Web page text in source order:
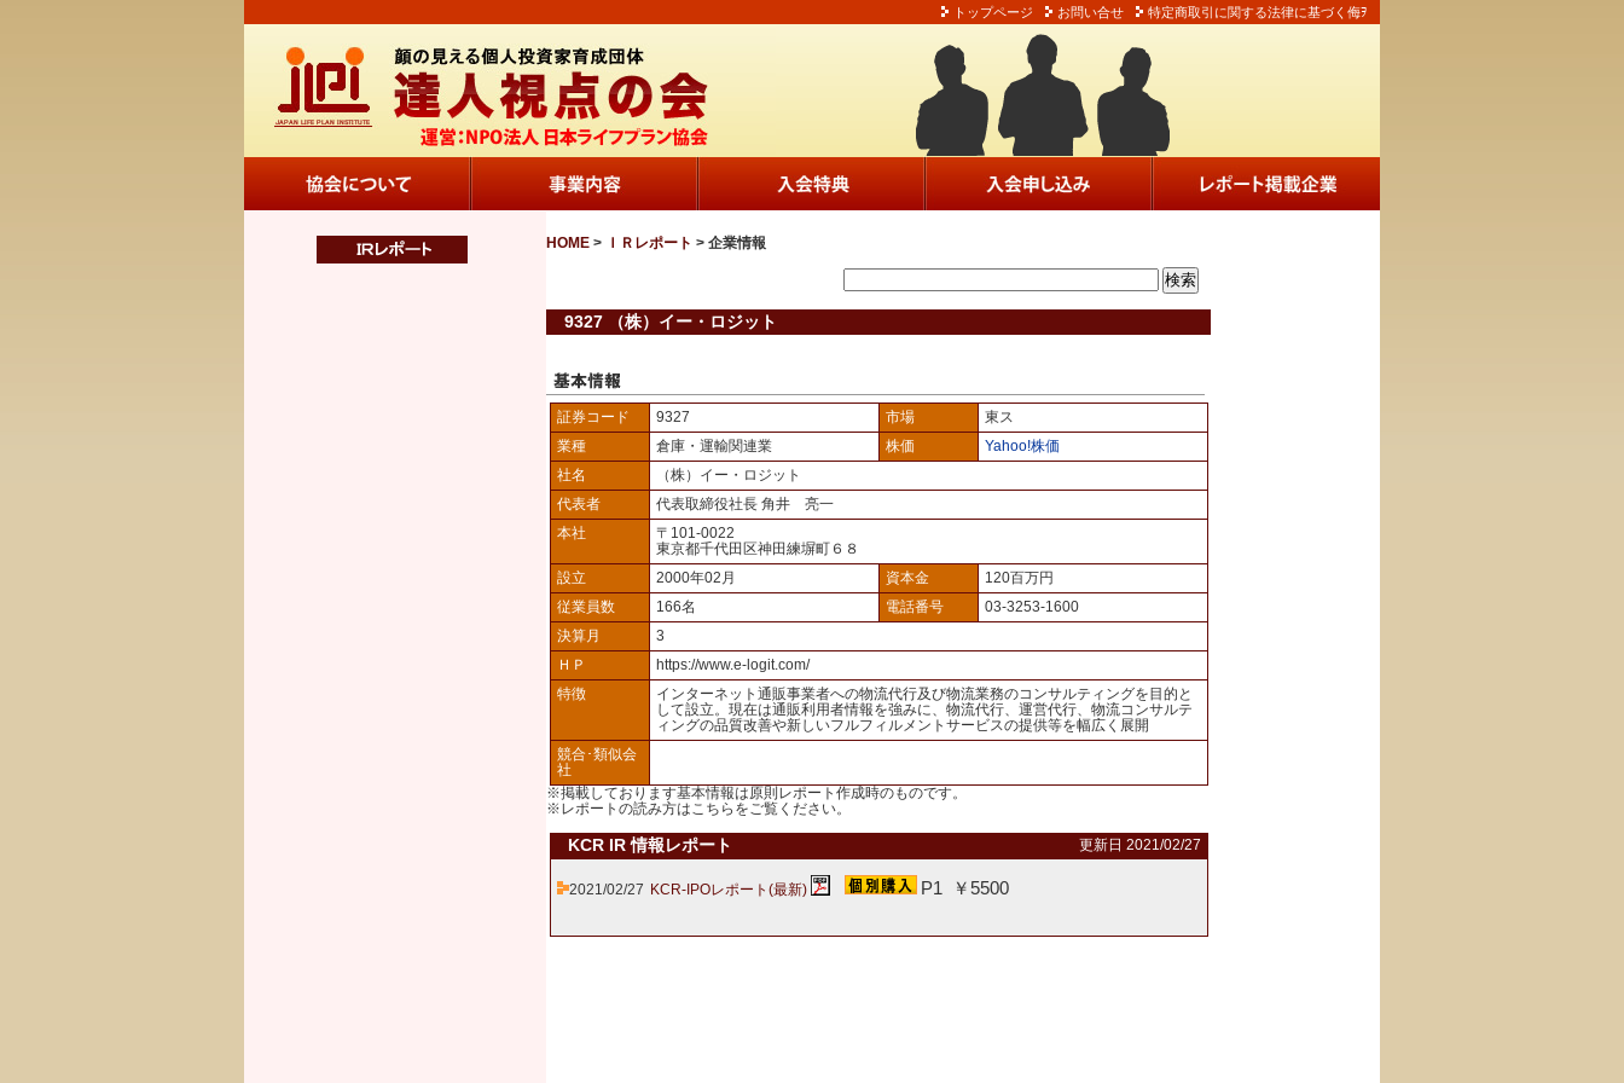
トップページ お問い合せ 特定商取引に関する法律に基づく侮ｦ
HOME > ＩＲレポート > 企業情報
9327 （株）イー・ロジット
証券コード 9327 市場
東ス
業種
倉庫・運輸関連業 株価
Yahoo!株価
社名
（株）イー・ロジット
代表者
代表取締役社長 角井 亮一
本社
〒101-0022
東京都千代田区神田練塀町６８
設立
2000年02月 資本金
120百万円
従業員数
166名 電話番号
03-3253-1600
決算月
3
ＨＰ
https://www.e-logit.com/
特徴
インターネット通販事業者への物流代行及び物流業務のコンサルティングを目的と
して設立。現在は通販利用者情報を強みに、物流代行、運営代行、物流コンサルテ
ィングの品質改善や新しいフルフィルメントサービスの提供等を幅広く展開
競合･類似会
社
※掲載しております基本情報は原則レポート作成時のものです。
※レポートの読み方はこちら をご覧ください。
KCR IR 情報レポート 更新日 2021/02/27
2021/02/27 KCR-IPOレポート(最新) P1 ￥5500